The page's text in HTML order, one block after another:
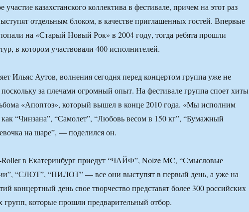
участие казахстанского коллектива в фестивале, причем на этот раз
отдельным блоком, в качестве приглашенных гостей. Впервые
на «Старый Новый Рок» в 2004 году, тогда ребята прошли
в котором участвовали 400 исполнителей.
Ильяс Аутов, волнения сегодня перед концертом группа уже не
за плечами огромный опыт. На фестивале группа споет хиты
«Апоптоз», который вышел в конце 2010 года. «Мы исполним
“Чинзана”, “Самолет”, “Любовь весом в 150 кг”, “Бумажный
на шаре”, — поделился он.
в Екатеринбург приедут “ЧАЙФ”, Noize MC, “Смысловые
“СЛОТ”, “ПИЛОТ” — все они выступят в первый день, а уже на
концертный день свое творчество представят более 300 российских
групп, которые прошли предварительный отбор.